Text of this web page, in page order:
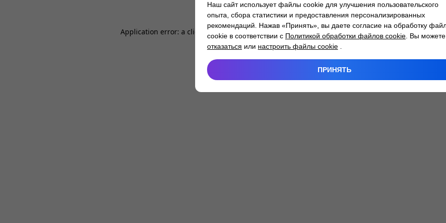
Application error: a client -side exception has occurred while loading atlantm.by (see the
Наш сайт использует файлы cookie для улучшения пользовательского
опыта, сбора статистики и предоставления персонализированных
рекомендаций. Нажав «Принять», вы даете согласие на обработку
cookie в соответствии с Политикой обработки файлов cookie . Вы можете
отказаться или настроить файлы cookie
ПРИНЯТЬ